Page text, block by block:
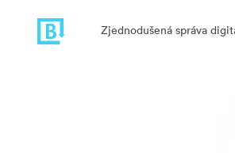
Zjednodušená správa